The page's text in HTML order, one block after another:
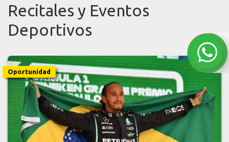
Recitales y Eventos
Deportivos
Oportunidad